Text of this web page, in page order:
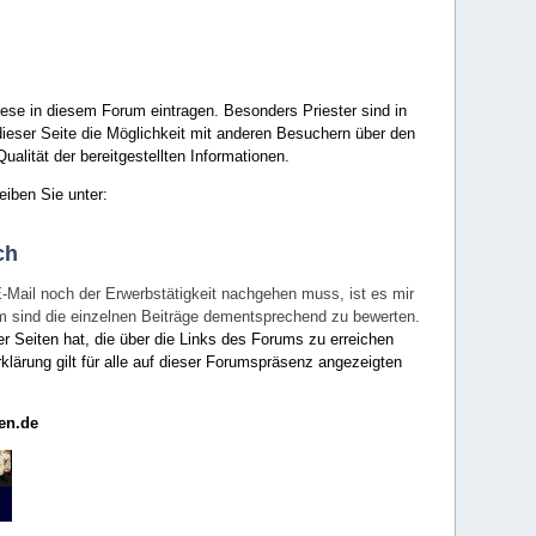
in diesem Forum eintragen. Besonders Priester sind in
Seite die Möglichkeit mit anderen Besuchern über den
der bereitgestellten Informationen.
Sie unter:
noch der Erwerbstätigkeit nachgehen muss, ist es mir
die einzelnen Beiträge dementsprechend zu bewerten.
Seiten hat, die über die Links des Forums zu erreichen
gilt für alle auf dieser Forumspräsenz angezeigten